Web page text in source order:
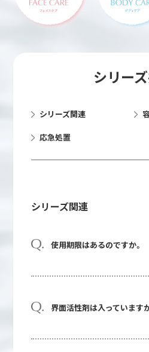
シリー
シリーズ関連
応急処置
シリーズ関連
使用期限はあるのですか。
界面活性剤は入っています